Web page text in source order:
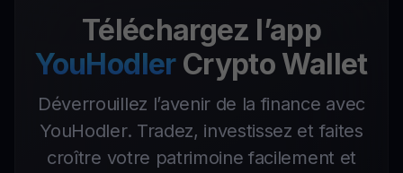
Téléchargez l’app
YouHodler Crypto Wallet
Déverrouillez l’avenir de la finance avec
YouHodler. Tradez, investissez et faites
croître votre patrimoine facilement et